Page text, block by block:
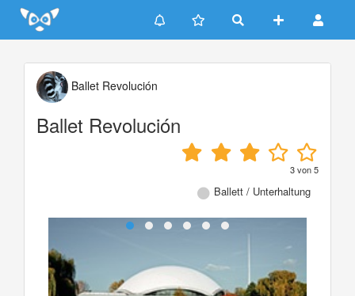
Update cookies preferences
Ballet Revolución
Ballet Revolución
3von5
Ballett / Unterhaltung